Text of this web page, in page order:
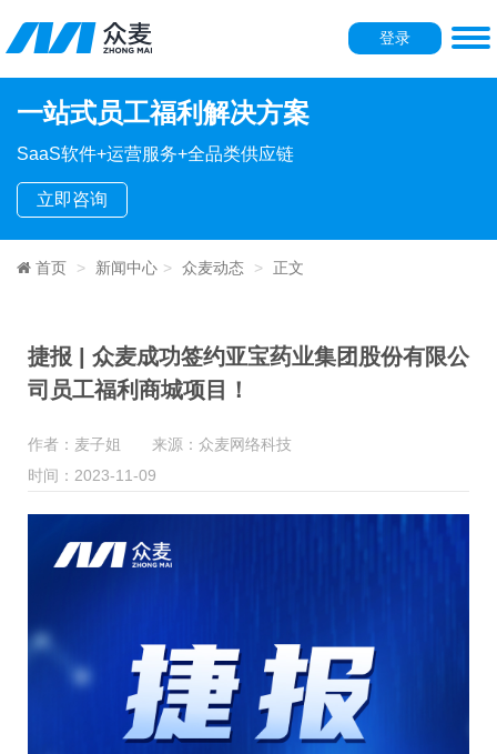
登录
一站式员工福利解决方案
SaaS软件+运营服务+全品类供应链
立即咨询
首页 新闻中心 众麦动态 正文
捷报 | 众麦成功签约亚宝药业集团股份有限公
司员工福利商城项目！
作者：麦子姐 来源：众麦网络科技
时间：2023-11-09